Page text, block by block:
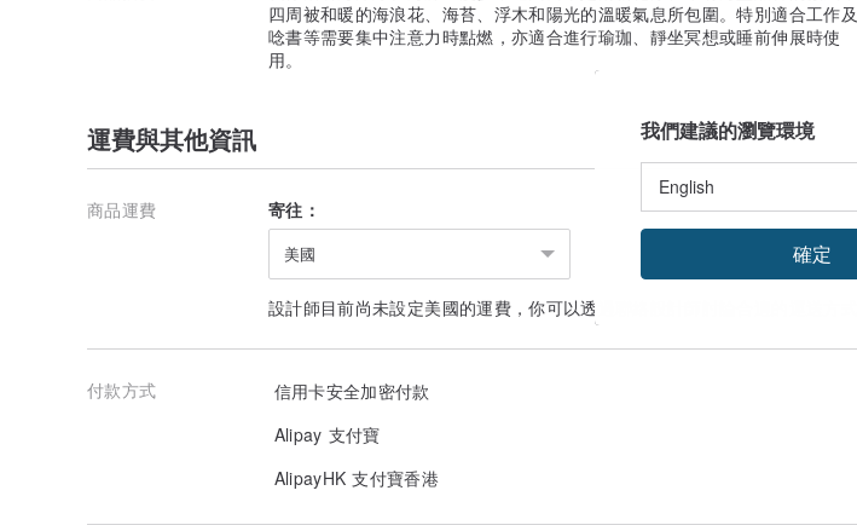
四周被和暖的海浪花、海苔、浮木和陽光的溫暖氣息所包圍。特別適合工作及
唸書等需要集中注意力時點燃，亦適合進行瑜珈、靜坐冥想或睡前伸展時使
用。
運費與其他資訊
商品運費 寄往：
美國
設計師目前尚未設定美國的運費，你可以透過
付款方式
信用卡安全加密付款
Alipay 支付寶
AlipayHK 支付寶香港
我們建議的瀏覽環境
確定